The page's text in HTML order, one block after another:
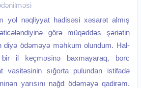
yol nəqliyyat hadisəsi xəsarət almış
görə müqəddəs şəriətin
diyə ödəməyə məhkum olundum. Hal-
bir il keçməsinə baxmayaraq, borc
vasitəsinin sığorta pulundan istifadə
yarısını nağd ödəməyə qadirəm.